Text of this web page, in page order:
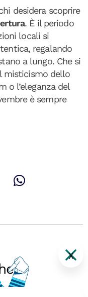
desidera scoprire
. È il periodo
locali si
regalando
a lungo. Che si
misticismo dello
o l’eleganza del
è sempre
X